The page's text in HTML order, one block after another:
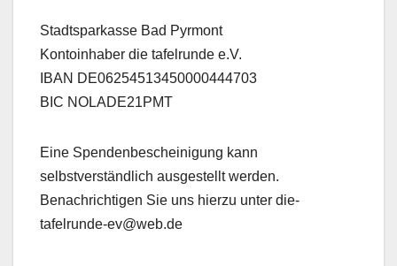
Stadtsparkasse Bad Pyrmont
Kontoinhaber die tafelrunde e.V.
IBAN DE06254513450000444703
BIC NOLADE21PMT
Eine Spendenbescheinigung kann
selbstverständlich ausgestellt werden.
Benachrichtigen Sie uns hierzu unter die-
tafelrunde-ev@web.de